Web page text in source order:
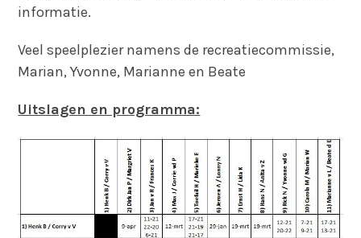
informatie.
Veel speelplezier namens de recreatiecommissie,
Marian, Yvonne, Marianne en Beate
Uitslagen en programma: